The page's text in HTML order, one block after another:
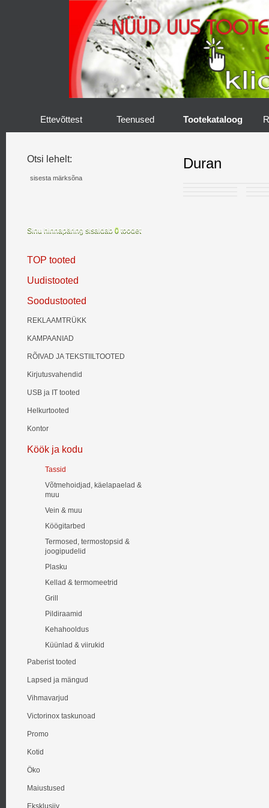
Ettevõttest Teenused Tootekataloog
Otsi lehelt:
Sinu hinnapäring sisaldab 0 toodet
TOP tooted
Uudistooted
Soodustooted
REKLAAMTRÜKK
KAMPAANIAD
RÕIVAD JA TEKSTIILTOOTED
Kirjutusvahendid
USB ja IT tooted
Helkurtooted
Kontor
Köök ja kodu
Tassid
Võtmehoidjad, käelapaelad &
muu
Vein & muu
Köögitarbed
Termosed, termostopsid &
joogipudelid
Plasku
Kellad & termomeetrid
Grill
Pildiraamid
Kehahooldus
Küünlad & viirukid
Paberist tooted
Lapsed ja mängud
Vihmavarjud
Victorinox taskunoad
Promo
Kotid
Öko
Maiustused
Eksklusiiv
Duran